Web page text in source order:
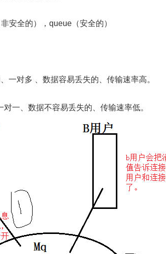
安全的），queue（安全的）
一对多 、数据容易丢失的、传输速率高。
一、数据不容易丢失的、传输速率低。